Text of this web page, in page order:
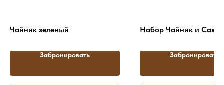
Чайник зеленый
Забронировать
Набор Чайник и
Забронировать